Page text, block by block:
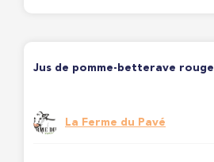
Jus de pomme-betterave rouge
La Ferme du Pavé